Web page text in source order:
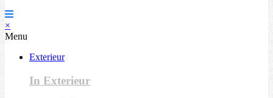
×
Menu
Exterieur
In Exterieur